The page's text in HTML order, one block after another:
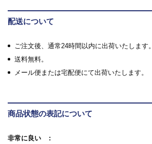
配送について
ご注文後、通常24時間以内に出荷いたします。
送料無料。
メール便または宅配便にて出荷いたします。
商品状態の表記について
非常に良い